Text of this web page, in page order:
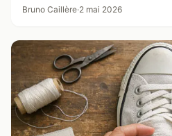
Bruno Caillère·2 mai 2026